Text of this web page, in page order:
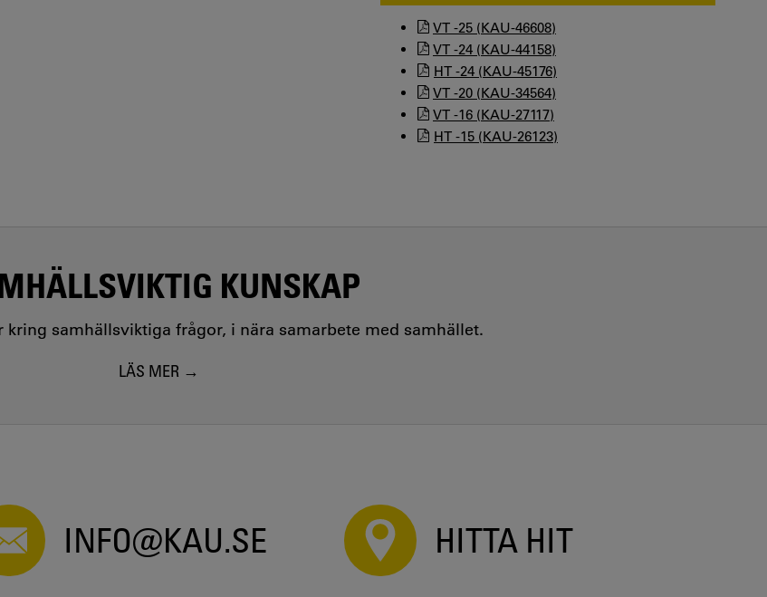
VT -25 (KAU-46608)
VT -24 (KAU-44158)
HT -24 (KAU-45176)
VT -20 (KAU-34564)
VT -16 (KAU-27117)
HT -15 (KAU-26123)
KUNSKAP
kring samhällsviktiga frågor, i nära samarbete med samhället.
LÄS MER
INFO@KAU.SE HITTA HIT